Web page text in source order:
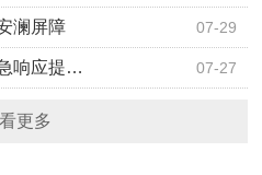
07-29
澜屏障
07-27
响应提…
更多